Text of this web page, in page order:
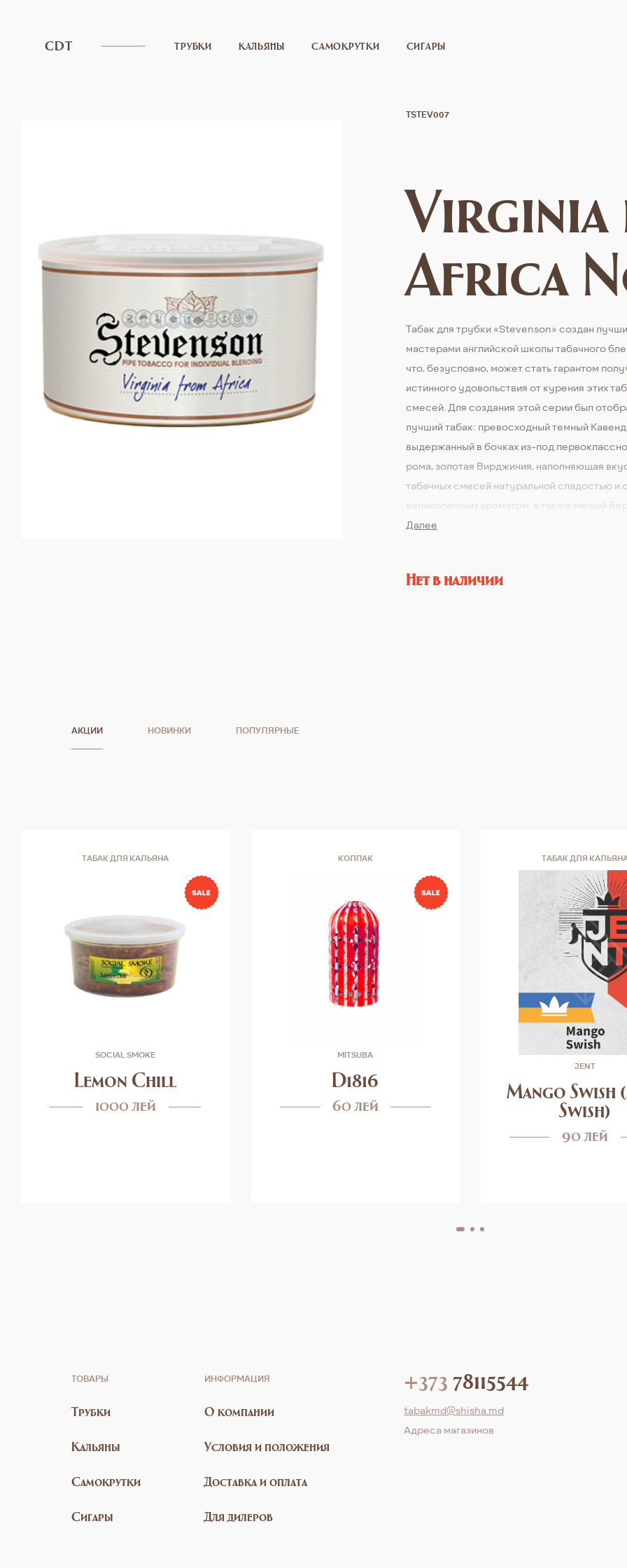
CDT ТРУБКИ КАЛЬЯНЫ САМОКРУТКИ СИГАРЫ
TSTEV007
Virginia
Africa
Табак для трубки «Stevenson» создан
мастерами английской школы табачного
что, безусловно, может стать гарантом
истинного удовольствия от курения этих
смесей. Для создания этой серии был
лучший табак: превосходный темный
выдержанный в бочках из-под
рома, золотая Вирджиния, наполняющая
табачных смесей натуральной сладостью и
великолепным ароматом, а также мягкий
привносящий в общую гамму свои терпкие
делая вкус гармоничным и многогранным.
Далее
Нет в наличии
АКЦИИ НОВИНКИ ПОПУЛЯРНЫЕ
ТАБАК ДЛЯ КАЛЬЯНА
SOCIAL SMOKE
Lemon Chill
1000 лей
КОЛПАК
MITSUBA
D1816
60 лей
ТАБАК ДЛЯ
JENT
Mango Swish
Swish)
90 лей
ТОВАРЫ
Трубки
Кальяны
Самокрутки
Сигары
ИНФОРМАЦИЯ
О компании
Условия и положения
Доставка и оплата
Для дилеров
+373 78115544
tabakmd@shisha.md
Aдреса магазинов